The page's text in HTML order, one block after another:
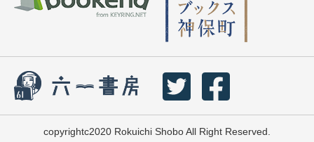
copyrightc2020 Rokuichi Shobo All Right Reserved.